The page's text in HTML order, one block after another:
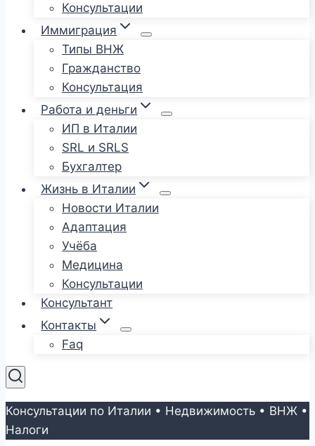
Консультации
Иммиграция
Типы ВНЖ
Гражданство
Консультация
Работа и деньги
ИП в Италии
SRL и SRLS
Бухгалтер
Жизнь в Италии
Новости Италии
Адаптация
Учёба
Медицина
Консультации
Консультант
Контакты
Faq
Консультации по Италии • Недвижимость • ВНЖ •
Налоги